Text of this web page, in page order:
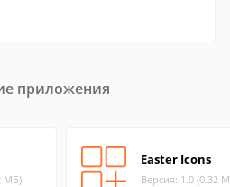
приложения
МБ)
Easter Icons
Версия: 1.0 (0.32